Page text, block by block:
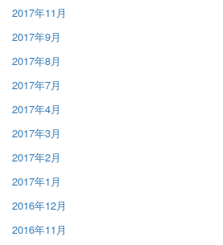
2017年11月
2017年9月
2017年8月
2017年7月
2017年4月
2017年3月
2017年2月
2017年1月
2016年12月
2016年11月